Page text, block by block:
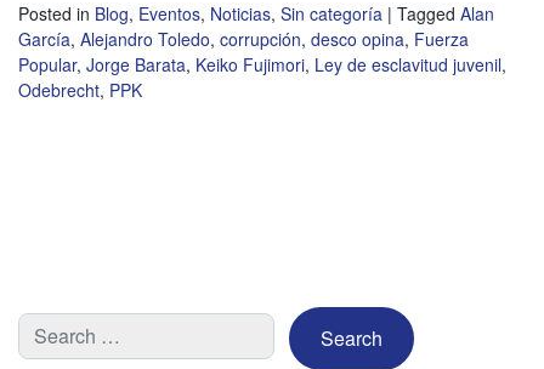
Posted in Blog, Eventos, Noticias, Sin categoría | Tagged Alan
García, Alejandro Toledo, corrupción, desco opina, Fuerza
Popular, Jorge Barata, Keiko Fujimori, Ley de esclavitud juvenil,
Odebrecht, PPK